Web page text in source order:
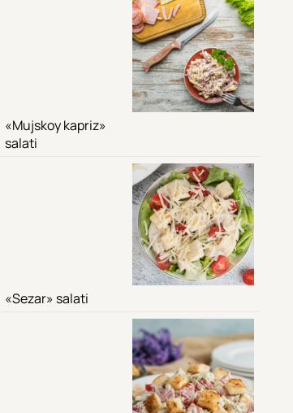
«Mujskoy kapriz»
salati
«Sezar» salati